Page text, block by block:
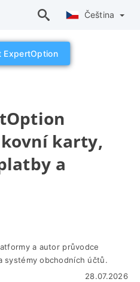
Čeština
ExpertOption
karty,
a
a autor průvodce
systémy obchodních účtů.
28.07.2026